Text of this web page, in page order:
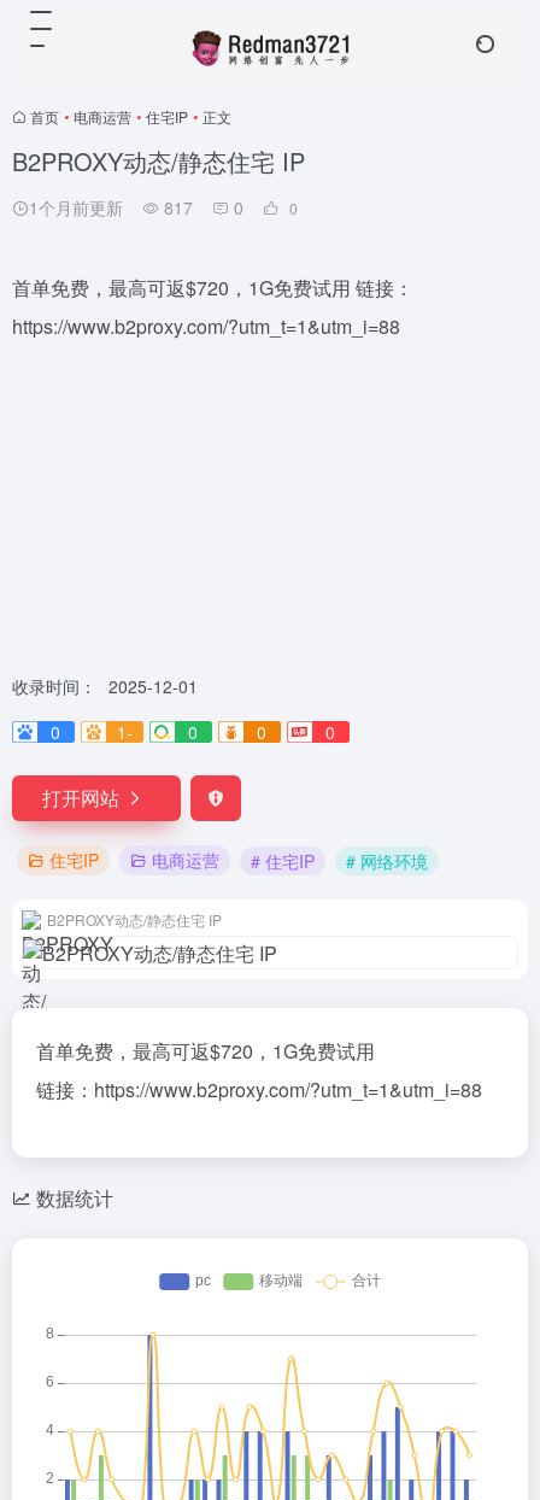
首页 • 电商运营 • 住宅IP • 正文
B2PROXY动态/静态住宅 IP
1个月前更新 817 0 0
首单免费，最高可返$720，1G免费试用 链接：
https://www.b2proxy.com/?utm_t=1&utm_i=88
收录时间：
2025-12-01
0
1- 0 0 0
打开网站
住宅IP 电商运营 # 住宅IP # 网络环境
B2PROXY动态/静态住宅 IP
首单免费，最高可返$720，1G免费试用
链接：https://www.b2proxy.com/?utm_t=1&utm_i=88
数据统计